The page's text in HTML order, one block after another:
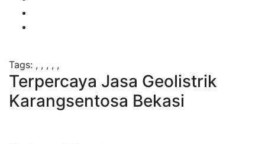
Tags: , , , , ,
Terpercaya Jasa Geolistrik
Karangsentosa Bekasi